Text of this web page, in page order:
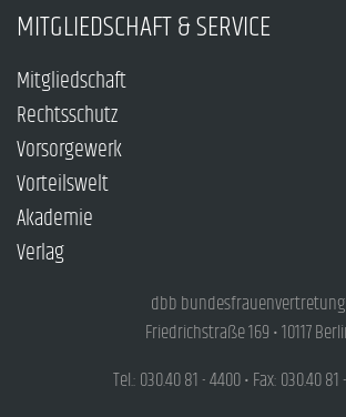
MITGLIEDSCHAFT & SERVICE
Mitgliedschaft
Rechtsschutz
Vorsorgewerk
Vorteilswelt
Akademie
Verlag
dbb bundesfrauenvertretung
Friedrichstraße 169 • 10117
Tel.: 030.40 81 - 4400 • Fax: 030.40 81